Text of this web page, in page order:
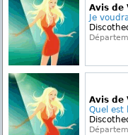
Avis de
Je
Avis de
Quel est